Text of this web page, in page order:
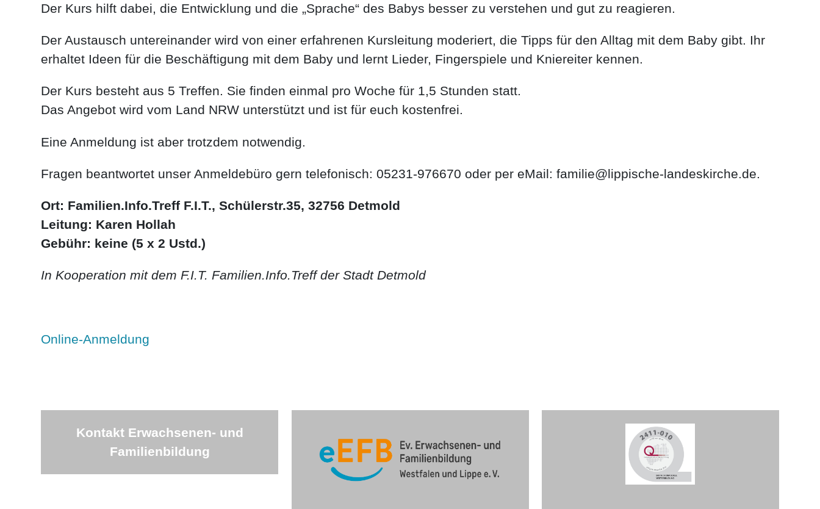
Der Kurs hilft dabei, die Entwicklung und die „Sprache“ des Babys besser zu verstehen und gut zu reagieren.
Der Austausch untereinander wird von einer erfahrenen Kursleitung moderiert, die Tipps für den Alltag mit dem Baby gibt. Ihr
erhaltet Ideen für die Beschäftigung mit dem Baby und lernt Lieder, Fingerspiele und Kniereiter kennen.
Der Kurs besteht aus 5 Treffen. Sie finden einmal pro Woche für 1,5 Stunden statt.
Das Angebot wird vom Land NRW unterstützt und ist für euch kostenfrei.
Eine Anmeldung ist aber trotzdem notwendig.
Fragen beantwortet unser Anmeldebüro gern telefonisch: 05231-976670 oder per eMail: familie@lippische-landeskirche.de.
Ort: Familien.Info.Treff F.I.T., Schülerstr.35, 32756 Detmold
Leitung: Karen Hollah
Gebühr: keine (5 x 2 Ustd.)
In Kooperation mit dem F.I.T. Familien.Info.Treff der Stadt Detmold
Online-Anmeldung
Kontakt Erwachsenen- und
Familienbildung